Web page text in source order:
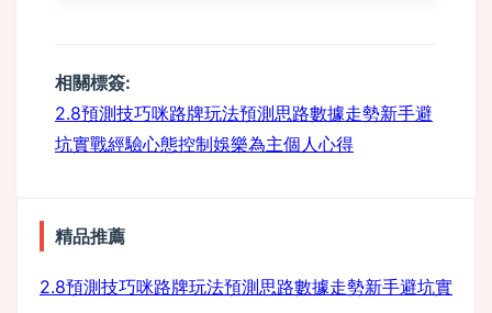
相關標簽:
m
2.8預測技巧咪路牌玩法預測思路數據走勢新手避
坑實戰經驗心態控制娛樂為主個人心得
精品推薦
2.8預測技巧咪路牌玩法預測思路數據走勢新手避坑實